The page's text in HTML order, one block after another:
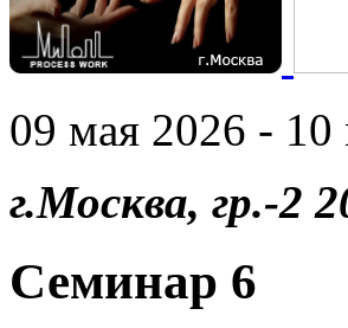
09 мая 2026 - 10
г.Москва, гр.-2
Семинар 6